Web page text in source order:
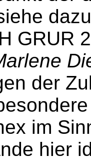
GRUR
der
im
hier